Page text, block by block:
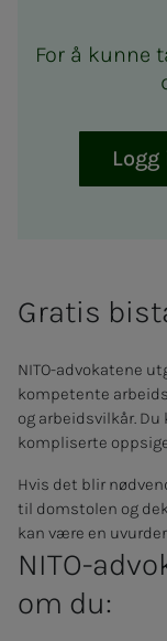
For å kunne
Logg
Gratis
NITO-advokatene
kompetente
og arbeidsvilkår.
kompliserte
Hvis det blir
til domstolen og
kan være en
NITO-
om du: